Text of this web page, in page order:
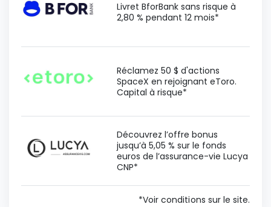
Livret BforBank sans risque à
2,80 % pendant 12 mois*
Réclamez 50 $ d'actions
SpaceX en rejoignant eToro.
Capital à risque*
Découvrez l’offre bonus
jusqu’à 5,05 % sur le fonds
euros de l’assurance-vie Lucya
CNP*
*Voir conditions sur le site.